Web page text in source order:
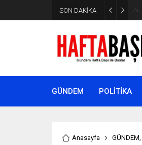
SON DAKİKA
GÜNDEM POLİTİKA
Anasayfa GÜNDEM,